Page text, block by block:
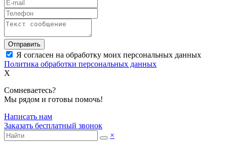
Отправить
Я согласен на обработку моих персональных данных
Политика обработки персональных данных
X
Сомневаетесь?
Мы рядом и готовы помочь!
Написать нам
Заказать бесплатный звонок
×